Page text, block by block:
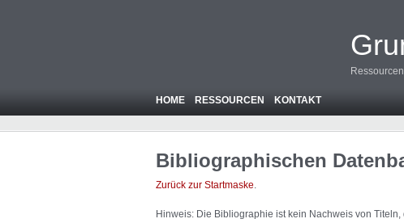
HOME RESSOURCEN KONTAKT
Bibliographischen
Zurück zur Startmaske.
Hinweis: Die Bibliographie ist kein Nachweis von